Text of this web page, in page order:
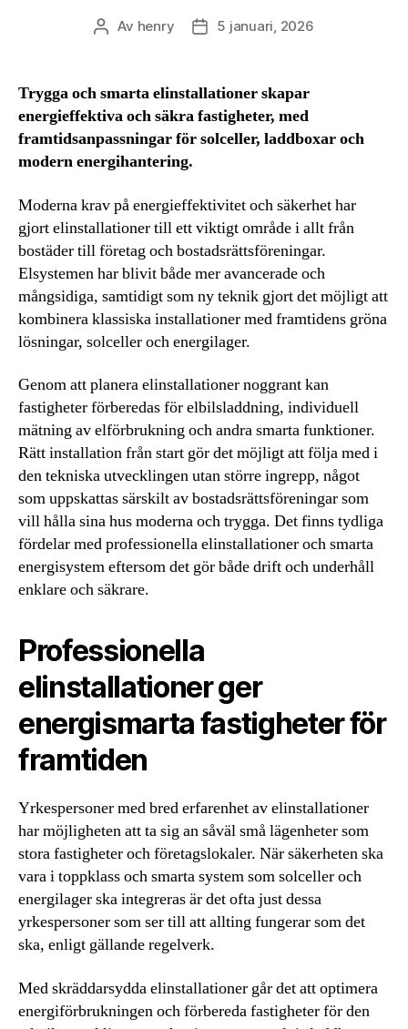
Inläggsförfattare
Av henry Inläggsdatum
5 januari, 2026
Trygga och smarta elinstallationer skapar
energieffektiva och säkra fastigheter, med
framtidsanpassningar för solceller, laddboxar och
modern energihantering.
Moderna krav på energieffektivitet och säkerhet har
gjort elinstallationer till ett viktigt område i allt från
bostäder till företag och bostadsrättsföreningar.
Elsystemen har blivit både mer avancerade och
mångsidiga, samtidigt som ny teknik gjort det möjligt att
kombinera klassiska installationer med framtidens gröna
lösningar, solceller och energilager.
Genom att planera elinstallationer noggrant kan
fastigheter förberedas för elbilsladdning, individuell
mätning av elförbrukning och andra smarta funktioner.
Rätt installation från start gör det möjligt att följa med i
den tekniska utvecklingen utan större ingrepp, något
som uppskattas särskilt av bostadsrättsföreningar som
vill hålla sina hus moderna och trygga. Det finns tydliga
fördelar med professionella elinstallationer och smarta
energisystem eftersom det gör både drift och underhåll
enklare och säkrare.
Professionella
elinstallationer ger
energismarta fastigheter för
framtiden
Yrkespersoner med bred erfarenhet av elinstallationer
har möjligheten att ta sig an såväl små lägenheter som
stora fastigheter och företagslokaler. När säkerheten ska
vara i toppklass och smarta system som solceller och
energilager ska integreras är det ofta just dessa
yrkespersoner som ser till att allting fungerar som det
ska, enligt gällande regelverk.
Med skräddarsydda elinstallationer går det att optimera
energiförbrukningen och förbereda fastigheter för den